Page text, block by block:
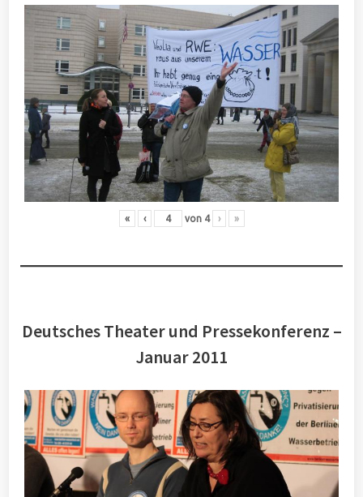
« ‹ von 4 › »
Deutsches Theater und Pressekonferenz –
Januar 2011